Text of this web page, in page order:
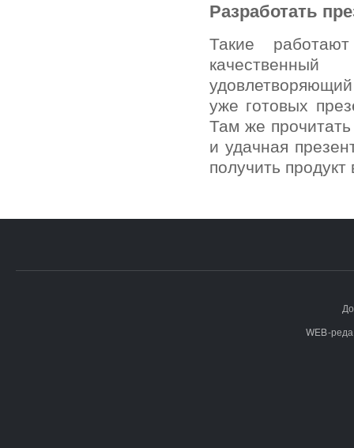
Разработать
Такие
уже готовых
Там же прочитать
и удачная
получить
WEB-